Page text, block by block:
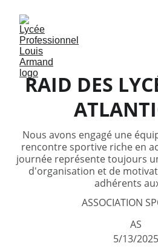
RAID DES
Nous avons engagé une
rencontre sportive riche en
journée représente toujours
d'organisation et de
adhérents
ASSOCIATION
AS
5/13/2025